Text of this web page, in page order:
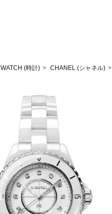
WATCH (時計) CHANEL (シャネル)